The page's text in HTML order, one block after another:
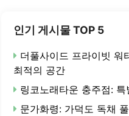
인기 게시물 TOP 5
더풀사이드 프라이빗 워
최적의 공간
링코노래타운 충주점:
문가화령: 가덕도 독채